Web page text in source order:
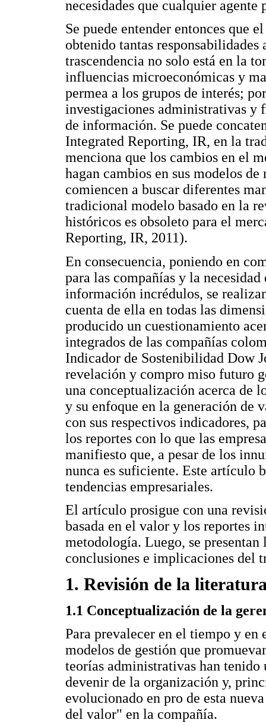
necesidades que cualquier agente
Se puede entender entonces que
obtenido tantas
trascendencia no solo está en la
influencias microeconómicas y
permea a los grupos de interés;
investigaciones administrativas y
de información. Se puede
Integrated Reporting, IR, en la
menciona que los cambios en el
hagan cambios en sus modelos
comiencen a buscar diferentes
tradicional modelo basado en la
históricos es obsoleto para el
Reporting, IR, 2011).
En consecuencia, poniendo en
para las compañías y la
información incrédulos, se
cuenta de ella en todas las
producido un cuestionamiento
integrados de las compañías
Indicador de Sostenibilidad Dow
revelación y compro miso futuro
una conceptualización acerca de
y su enfoque en la generación de
con sus respectivos indicadores,
los reportes con lo que las
manifiesto que, a pesar de los
nunca es suficiente. Este artículo
tendencias empresariales.
El artículo prosigue con una
basada en el valor y los reportes
metodología. Luego, se
conclusiones e implicaciones del
1. Revisión de la
1.1 Conceptualización de la
Para prevalecer en el tiempo y en
modelos de gestión que
teorías administrativas han
devenir de la organización y,
evolucionado en pro de esta
del valor" en la compañía.